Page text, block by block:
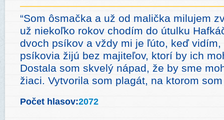
“Som ôsmačka a už od malička milujem
už niekoľko rokov chodím do útulku
dvoch psíkov a vždy mi je ľúto, keď
psíkovia žijú bez majiteľov, ktorí by ich
Dostala som skvelý nápad, že by sme
žiaci. Vytvorila som plagát, na ktorom
Počet hlasov:2072